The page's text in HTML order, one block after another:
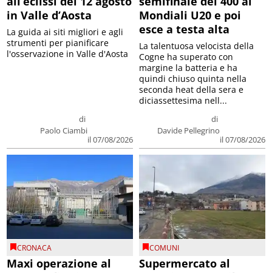
in Valle d’Aosta
di
Paolo Ciambi
il 07/08/2026
La guida ai siti migliori e agli
strumenti per pianificare
l'osservazione in Valle d'Aosta
Mondiali U20 e poi
esce a testa alta
di
Davide Pellegrino
il 07/08/2026
La talentuosa velocista della
Cogne ha superato con
margine la batteria e ha
quindi chiuso quinta nella
seconda heat della sera e
diciassettesima nell...
CRONACA
Maxi operazione al
COMUNI
Supermercato al